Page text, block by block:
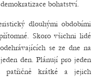
bohatství.
dlouhými obdobími
Skoro všichni lidé
se ze dne na
den. Plánují pro jeden
patřičně krátké a jejich